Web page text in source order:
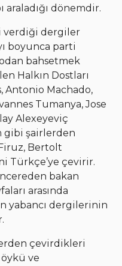
dönemdir.
verdiği dergiler
boyunca parti
bahsetmek
Halkın Dostları
Antonio Machado,
Tumanya, Jose
Alexeyeviç
gibi şairlerden
Bertolt
Türkçe’ye çevirir.
bakan
arasında
yabancı dergilerinin
çevirdikleri
ve